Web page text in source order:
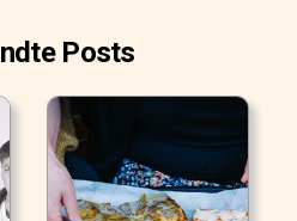
Posts